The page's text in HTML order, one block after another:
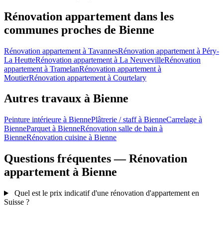
Rénovation appartement dans les
communes proches de Bienne
Rénovation appartement à TavannesRénovation appartement à Péry-
La HeutteRénovation appartement à La NeuvevilleRénovation
appartement à TramelanRénovation appartement à
MoutierRénovation appartement à Courtelary
Autres travaux à Bienne
Peinture intérieure à BiennePlâtrerie / staff à BienneCarrelage à
BienneParquet à BienneRénovation salle de bain à
BienneRénovation cuisine à Bienne
Questions fréquentes — Rénovation
appartement à Bienne
Quel est le prix indicatif d'une rénovation d'appartement en
Suisse ?